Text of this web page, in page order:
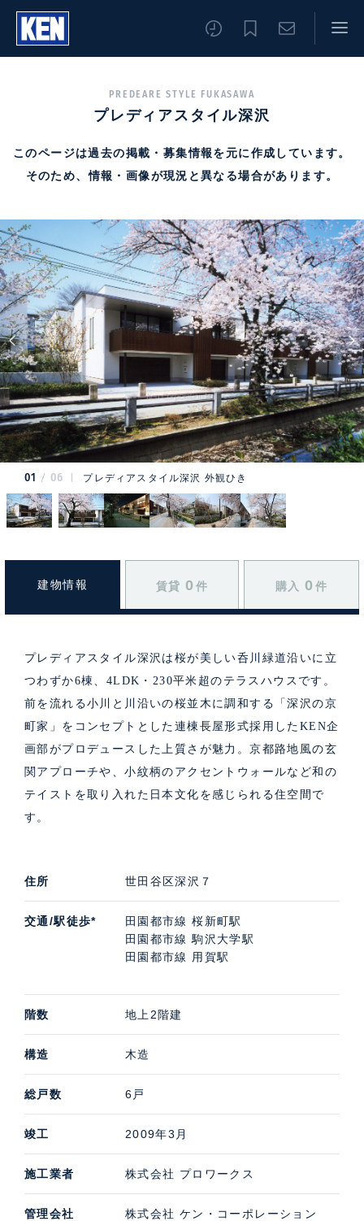
PREDEARE STYLE FUKASAWA
プレディアスタイル深沢
このページは過去の掲載・募集情報を元に作成しています。
そのため、情報・画像が現況と異なる場合があります。
01 06 プレディアスタイル深沢 外観ひき
建物情報 賃貸 0 件 購入 0 件
プレディアスタイル深沢は桜が美しい呑川緑道沿いに立
つわずか6棟、4LDK・230平米超のテラスハウスです。
前を流れる小川と川沿いの桜並木に調和する「深沢の京
町家」をコンセプトとした連棟長屋形式採用したKEN企
画部がプロデュースした上質さが魅力。京都路地風の玄
関アプローチや、小紋柄のアクセントウォールなど和の
テイストを取り入れた日本文化を感じられる住空間で
す。
住所 世田谷区深沢７
交通/駅徒歩*
田園都市線 桜新町駅
田園都市線 駒沢大学駅
田園都市線 用賀駅
階数 地上2階建
構造 木造
総戸数 6戸
竣工 2009年3月
施工業者 株式会社 プロワークス
管理会社 株式会社 ケン・コーポレーション